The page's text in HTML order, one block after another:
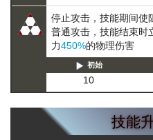
停止攻击，技能期间使
普通攻击 ，技能结束
力450%的物理伤害
初始
10
技能